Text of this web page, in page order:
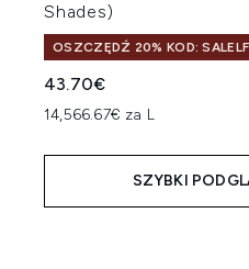
Shades)
OSZCZĘDŹ 20% KOD: SALELF
43.70€
14,566.67€ za L
SZYBKI